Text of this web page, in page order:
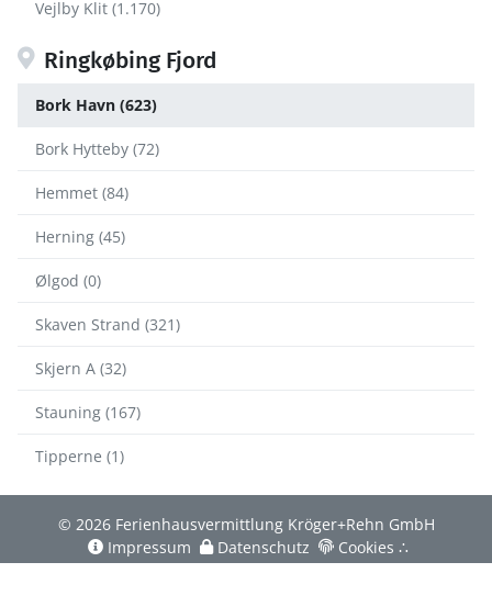
Vejlby Klit (1.170)
Ringkøbing Fjord
Bork Havn (623)
Bork Hytteby (72)
Hemmet (84)
Herning (45)
Ølgod (0)
Skaven Strand (321)
Skjern A (32)
Stauning (167)
Tipperne (1)
© 2026 Ferienhausvermittlung Kröger+Rehn GmbH
Impressum
Datenschutz Cookies ∴